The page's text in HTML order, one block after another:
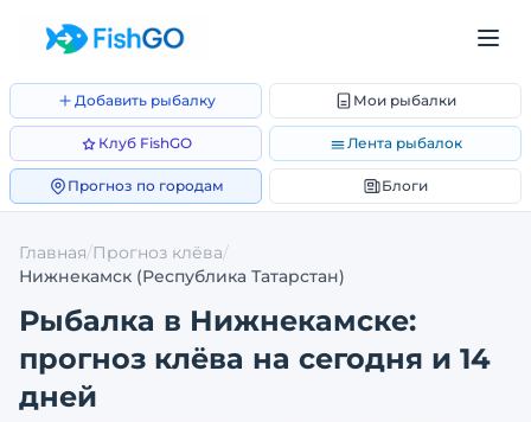
Добавить рыбалку Мои рыбалки
Клуб FishGO Лента рыбалок
Прогноз по городам Блоги
Главная/Прогноз клёва/
Нижнекамск (Республика Татарстан)
Рыбалка в Нижнекамске:
прогноз клёва на сегодня и 14
дней